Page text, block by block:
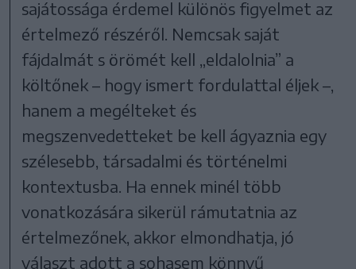
sajátossága érdemel különös figyelmet az
értelmező részéről. Nemcsak saját
fájdalmát s örömét kell „eldalolnia” a
költőnek – hogy ismert fordulattal éljek –,
hanem a megélteket és
megszenvedetteket be kell ágyaznia egy
szélesebb, társadalmi és történelmi
kontextusba. Ha ennek minél több
vonatkozására sikerül rámutatnia az
értelmezőnek, akkor elmondhatja, jó
választ adott a sohasem könnyű